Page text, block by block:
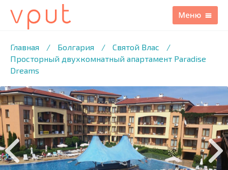
Главная / Болгария / Святой Влас
/
Просторный двухкомнатный апартамент Paradise
Dreams
/14 ФОТО